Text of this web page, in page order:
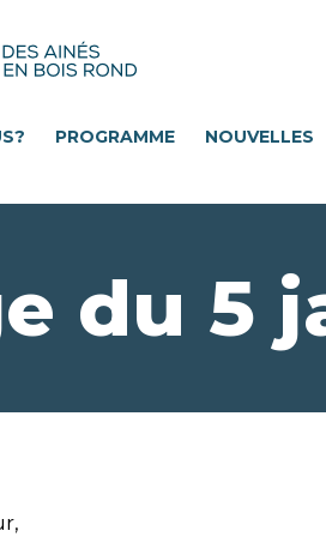
PROGRAMME NOUVELLES
du 5